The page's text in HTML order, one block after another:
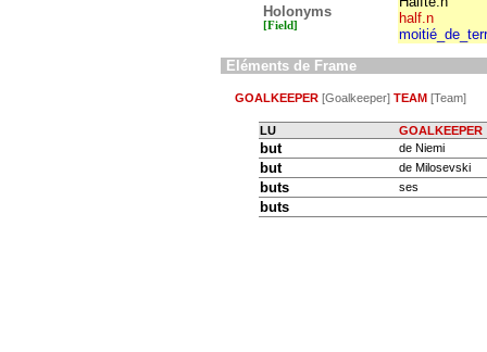
Holonyms
[Field]
half.n
Eléments de Frame
GOALKEEPER [Goalkeeper] TEAM [Team]
LU GOALKEEPER
but de Niemi
but de Milosevski
buts ses
buts